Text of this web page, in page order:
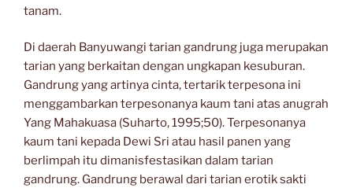
tanam.
Di daerah Banyuwangi tarian gandrung juga merupakan
tarian yang berkaitan dengan ungkapan kesuburan.
Gandrung yang artinya cinta, tertarik terpesona ini
menggambarkan terpesonanya kaum tani atas anugrah
Yang Mahakuasa (Suharto, 1995;50). Terpesonanya
kaum tani kepada Dewi Sri atau hasil panen yang
berlimpah itu dimanisfestasikan dalam tarian
gandrung. Gandrung berawal dari tarian erotik sakti